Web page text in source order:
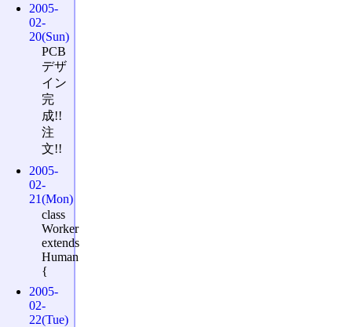
2005-
02-
20(Sun)
PCB
デザ
イン
完
成!!
注
文!!
2005-
02-
21(Mon)
class
Worker
extends
Human
{
2005-
02-
22(Tue)